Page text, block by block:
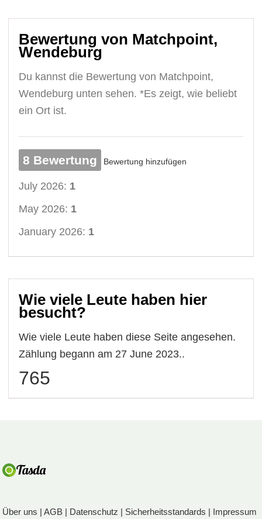
Bewertung von Matchpoint,
Wendeburg
Du kannst die Bewertung von Matchpoint,
Wendeburg unten sehen. *Es zeigt, wie beliebt
ein Ort ist.
8 Bewertung Bewertung hinzufügen
July 2026: 1
May 2026: 1
January 2026: 1
Wie viele Leute haben hier
besucht?
Wie viele Leute haben diese Seite angesehen.
Zählung begann am 27 June 2023..
765
Über uns |AGB | Datenschutz | Sicherheitsstandards | Impressum